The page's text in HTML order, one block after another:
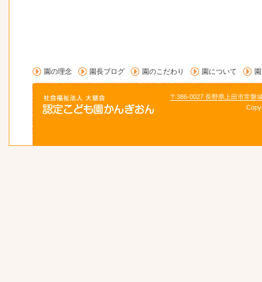
園の理念 園長ブログ 園のこだわり 園について
〒386-0027 長野県上田市常磐